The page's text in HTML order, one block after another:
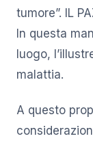
tumore”. IL
In questa
luogo,
malattia.
A questo